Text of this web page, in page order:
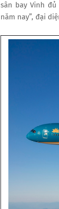
sân bay Vinh
năm nay”, đại